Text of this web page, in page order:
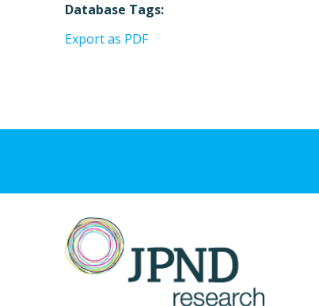
Database Tags:
Export as PDF